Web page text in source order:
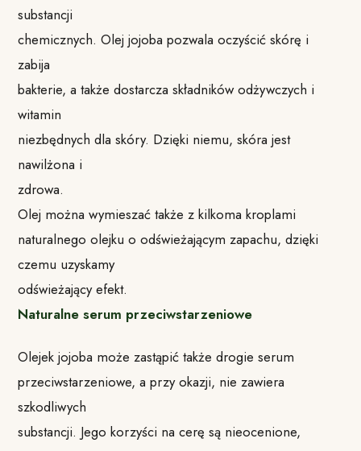
substancji
chemicznych. Olej jojoba pozwala oczyścić skórę i
zabija
bakterie, a także dostarcza składników odżywczych i
witamin
niezbędnych dla skóry. Dzięki niemu, skóra jest
nawilżona i
zdrowa.
Olej można wymieszać także z kilkoma kroplami
naturalnego olejku o odświeżającym zapachu, dzięki
czemu uzyskamy
odświeżający efekt.
Naturalne serum przeciwstarzeniowe
Olejek jojoba może zastąpić także drogie serum
przeciwstarzeniowe, a przy okazji, nie zawiera
szkodliwych
substancji. Jego korzyści na cerę są nieocenione,